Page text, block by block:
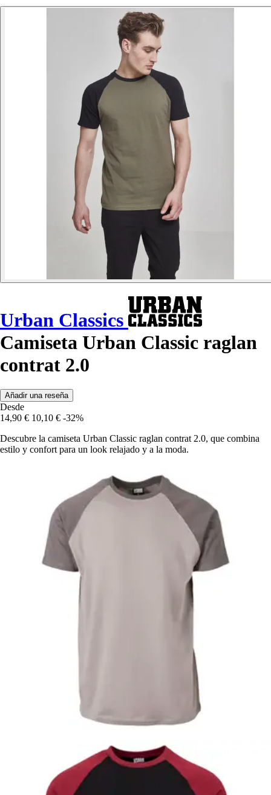
Urban Classics
Camiseta Urban Classic raglan
contrat 2.0
Añadir una reseña
Desde
14,90 € 10,10 € -32%
Descubre la camiseta Urban Classic raglan contrat 2.0, que combina
estilo y confort para un look relajado y a la moda.